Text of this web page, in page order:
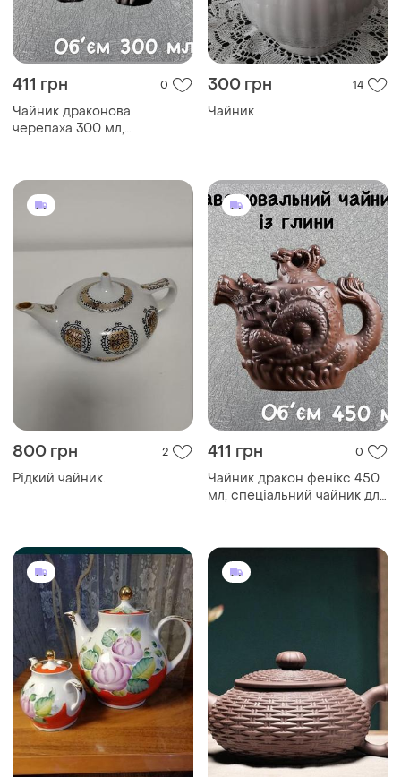
411 грн 0
Чайник драконова
черепаха 300 мл,
чаю, традиційний
китайський чайник
300 грн 14
Чайник
800 грн 2
Рідкий чайник.
411 грн 0
Чайник дракон фенікс 450
мл, спеціальний чайник для
китайський чайник